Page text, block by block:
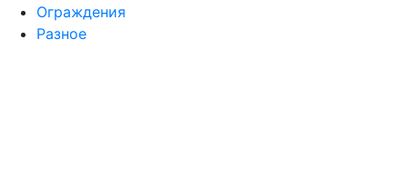
Ограждения
Разное